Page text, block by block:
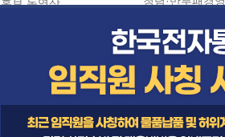
홍보 동영상
청렴포털 신고
수의계약 현황